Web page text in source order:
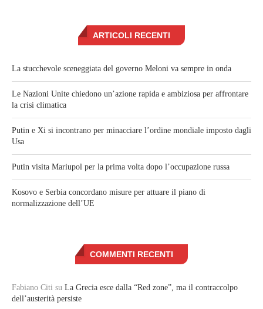
ARTICOLI RECENTI
La stucchevole sceneggiata del governo Meloni va sempre in onda
Le Nazioni Unite chiedono un’azione rapida e ambiziosa per affrontare
la crisi climatica
Putin e Xi si incontrano per minacciare l’ordine mondiale imposto dagli
Usa
Putin visita Mariupol per la prima volta dopo l’occupazione russa
Kosovo e Serbia concordano misure per attuare il piano di
normalizzazione dell’UE
COMMENTI RECENTI
Fabiano Citi su La Grecia esce dalla “Red zone”, ma il contraccolpo
dell’austerità persiste